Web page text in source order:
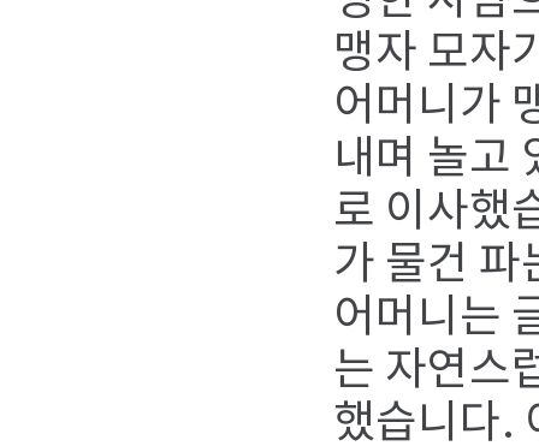
맹자 모자
어머니가
내며 놀고
로 이사했
가 물건 파
어머니는
는 자연스
했습니다.